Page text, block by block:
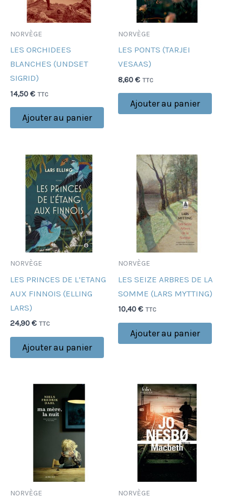
NORVÈGE
LES ORCHIDEES
BLANCHES (UNDSET
SIGRID)
14,50 € TTC
Ajouter au panier
NORVÈGE
LES PONTS (TARJEI
VESAAS)
8,60 € TTC
Ajouter au panier
NORVÈGE
LES PRINCES DE L’ETANG
AUX FINNOIS (ELLING
LARS)
24,90 € TTC
Ajouter au panier
NORVÈGE
LES SEIZE ARBRES DE LA
SOMME (LARS MYTTING)
10,40 € TTC
Ajouter au panier
NORVÈGE NORVÈGE